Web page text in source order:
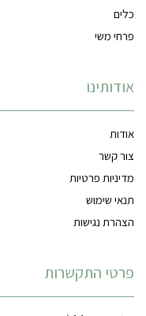
כלים
פרחי משי
אודותינו
אודות
צור קשר
מדיניות פרטיות
תנאי שימוש
הצהרת נגישות
פרטי התקשרות